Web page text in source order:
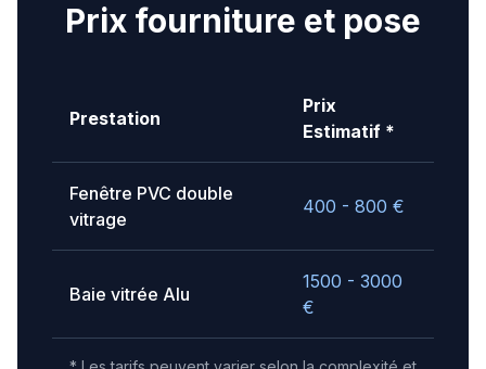
Prix fourniture et pose
Prestation
Prix
Estimatif *
Fenêtre PVC double
vitrage
400 - 800 €
Baie vitrée Alu
1500 - 3000
€